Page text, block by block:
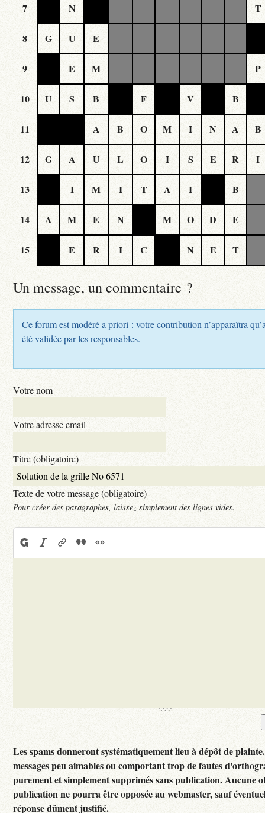
7 N T
8 G U E
9 E M P
10 U S B F V B
11 A B O M I N A B
12 G A U L O I S E R I
13 I M I T A I B
14 A M E N M O D E
15 E R I C N E T
Un message, un commentaire ?
Ce forum est modéré a priori : votre contribution n’apparaîtra
été validée par les responsables.
Votre nom
Votre adresse email
Titre (obligatoire)
Texte de votre message (obligatoire)
Pour créer des paragraphes, laissez simplement des lignes vides.
Les spams donneront systématiquement lieu à dépôt de
messages peu aimables ou comportant trop de fautes
purement et simplement supprimés sans publication. Aucune
publication ne pourra être opposée au webmaster, sauf
réponse dûment justifié.